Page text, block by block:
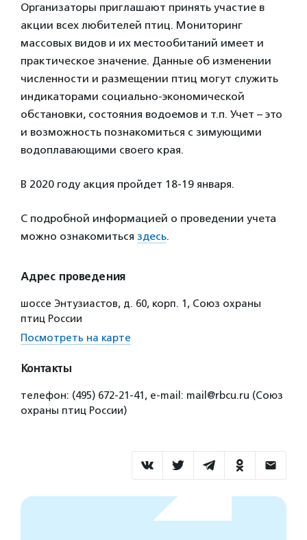
Организаторы приглашают принять участие в
акции всех любителей птиц. Мониторинг
массовых видов и их местообитаний имеет и
практическое значение. Данные об изменении
численности и размещении птиц могут служить
индикаторами социально-экономической
обстановки, состояния водоемов и т.п. Учет – это
и возможность познакомиться с зимующими
водоплавающими своего края.
В 2020 году акция пройдет 18-19 января.
С подробной информацией о проведении учета
можно ознакомиться здесь.
Адрес проведения
шоссе Энтузиастов, д. 60, корп. 1, Союз охраны
птиц России
Посмотреть на карте
Контакты
телефон: (495) 672-21-41, e-mail: mail@rbcu.ru (Союз
охраны птиц России)